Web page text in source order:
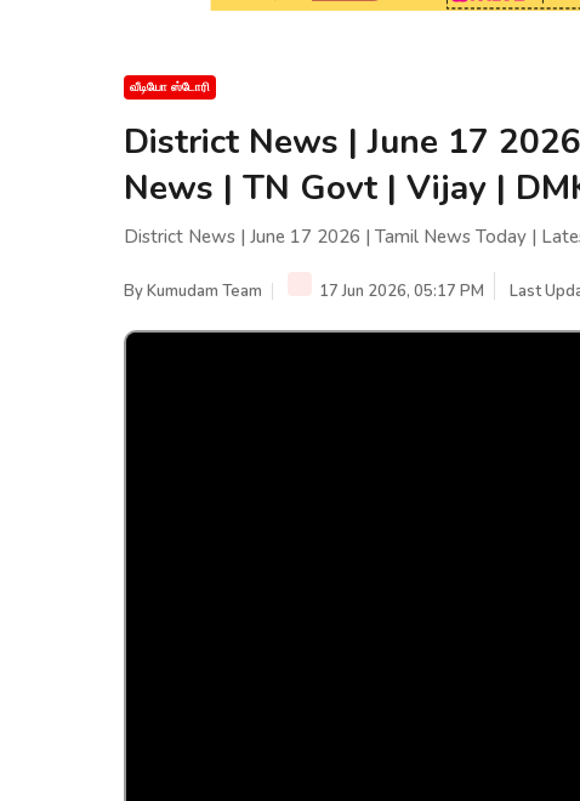
வீடியோ ஸ்டோரி
District News | June 17
News | TN Govt | Vijay |
District News | June 17 2026 | Tamil News Today |
ByKumudam Team 17 Jun 2026, 05:17 PM Last